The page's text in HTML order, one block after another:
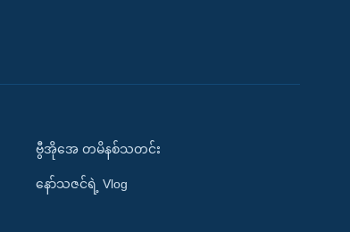
ဗွီအိုအေ တမိနစ်သတင်း
နော်သဇင်ရဲ့ Vlog